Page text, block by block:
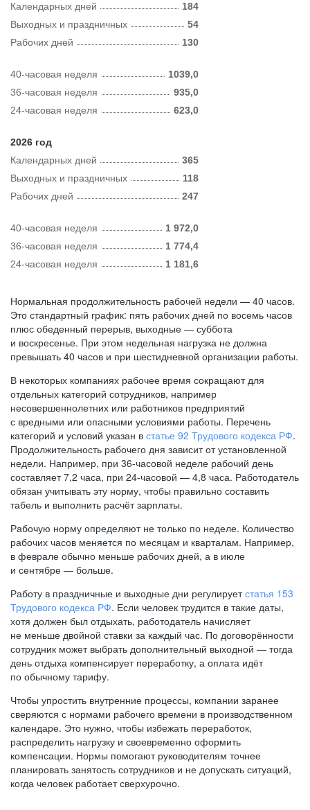
Календарных дней
184
Рабочих дней 130
Выходных и праздничных 54
40-часовая неделя
1039,0
36-часовая неделя
935,0
24-часовая неделя
623,0
2026 год
Календарных дней
365
Рабочих дней 247
Выходных и праздничных 118
40-часовая неделя
1 972,0
36-часовая неделя
1 774,4
24-часовая неделя
1 181,6
Нормальная продолжительность рабочей недели — 40 часов.
Это стандартный график: пять рабочих дней по восемь часов
плюс обеденный перерыв, выходные — суббота
и воскресенье. При этом недельная нагрузка не должна
превышать 40 часов и при шестидневной организации работы.
В некоторых компаниях рабочее время сокращают для
отдельных категорий сотрудников, например
несовершеннолетних или работников предприятий
с вредными или опасными условиями работы. Перечень
категорий и условий указан в статье 92 Трудового кодекса РФ.
Продолжительность рабочего дня зависит от установленной
недели. Например, при 36-часовой неделе рабочий день
составляет 7,2 часа, при 24-часовой — 4,8 часа. Работодатель
обязан учитывать эту норму, чтобы правильно составить
табель и выполнить расчёт зарплаты.
Рабочую норму определяют не только по неделе. Количество
рабочих часов меняется по месяцам и кварталам. Например,
в феврале обычно меньше рабочих дней, а в июле
и сентябре — больше.
Работу в праздничные и выходные дни регулируетстатья 153
Трудового кодекса РФ. Если человек трудится в такие даты,
хотя должен был отдыхать, работодатель начисляет
не меньше двойной ставки за каждый час. По договорённости
сотрудник может выбрать дополнительный выходной — тогда
день отдыха компенсирует переработку, а оплата идёт
по обычному тарифу.
Чтобы упростить внутренние процессы, компании заранее
сверяются с нормами рабочего времени в производственном
календаре. Это нужно, чтобы избежать переработок,
распределить нагрузку и своевременно оформить
компенсации. Нормы помогают руководителям точнее
планировать занятость сотрудников и не допускать ситуаций,
когда человек работает сверхурочно.